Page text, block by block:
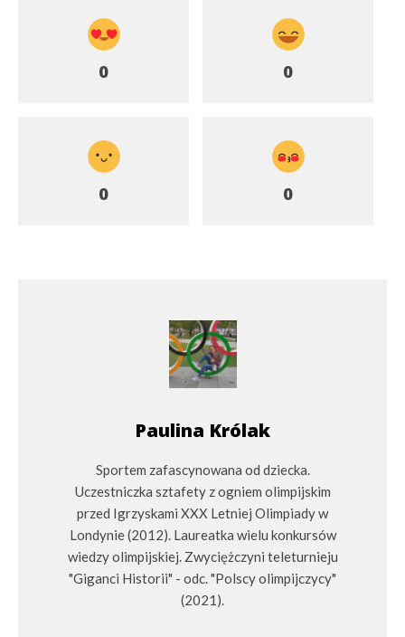
0 0
0 0
Paulina Królak
Sportem zafascynowana od dziecka.
Uczestniczka sztafety z ogniem olimpijskim
przed Igrzyskami XXX Letniej Olimpiady w
Londynie (2012). Laureatka wielu konkursów
wiedzy olimpijskiej. Zwyciężczyni teleturnieju
"Giganci Historii" - odc. "Polscy olimpijczycy"
(2021).